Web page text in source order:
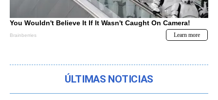
ÚLTIMAS NOTICIAS